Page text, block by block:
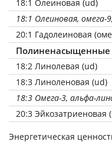
18:1 Олеиновая (ud)
18:1 Олеиновая, омега-
20:1 Гадолеиновая
18:2 Линолевая (ud)
18:3 Линоленовая (ud)
18:3 Омега-3, альфа-
20:3 Эйкозатриеновая
Энергетическая